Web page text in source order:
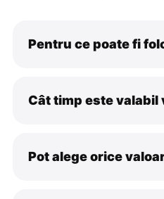
Pentru ce poate fi
Cât timp este valabil
Pot alege orice